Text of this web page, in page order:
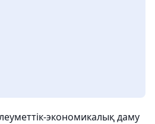
экономикалық даму